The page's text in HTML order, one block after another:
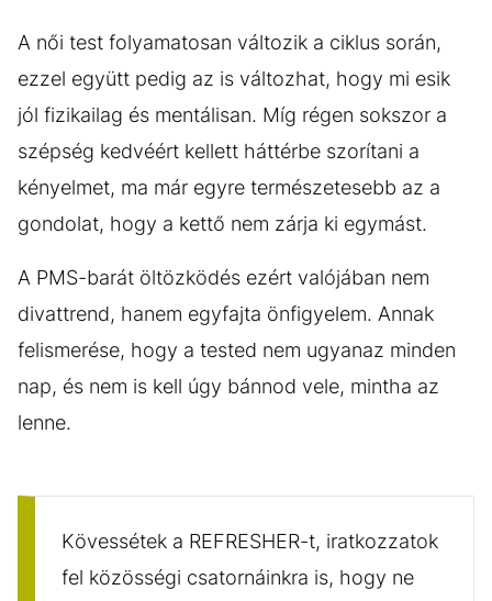
A női test folyamatosan változik a ciklus során,
ezzel együtt pedig az is változhat, hogy mi esik
jól fizikailag és mentálisan. Míg régen sokszor a
szépség kedvéért kellett háttérbe szorítani a
kényelmet, ma már egyre természetesebb az a
gondolat, hogy a kettő nem zárja ki egymást.
A PMS-barát öltözködés ezért valójában nem
divattrend, hanem egyfajta önfigyelem. Annak
felismerése, hogy a tested nem ugyanaz minden
nap, és nem is kell úgy bánnod vele, mintha az
lenne.
Kövessétek a REFRESHER-t, iratkozzatok
fel közösségi csatornáinkra is, hogy ne